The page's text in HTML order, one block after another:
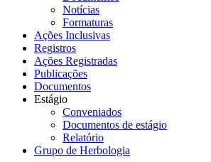
Notícias
Formaturas
Ações Inclusivas
Registros
Ações Registradas
Publicações
Documentos
Estágio
Conveniados
Documentos de estágio
Relatório
Grupo de Herbologia